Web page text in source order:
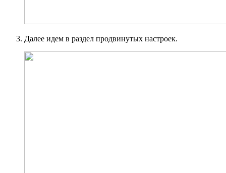
Далее идем в раздел продвинутых настроек.